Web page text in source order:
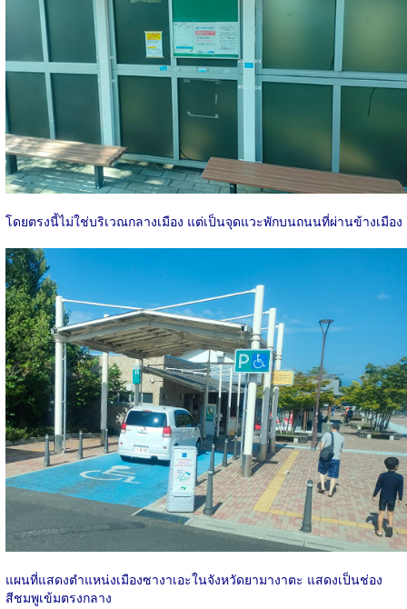
โดยตรงนี้ไม่ใช่บริเวณกลางเมือง แต่เป็นจุดแวะพักบนถนนที่ผ่านข้างเมือง
แผนที่แสดงตำแหน่งเมืองซางาเอะในจังหวัดยามางาตะ แสดงเป็นช่อง
สีชมพูเข้มตรงกลาง